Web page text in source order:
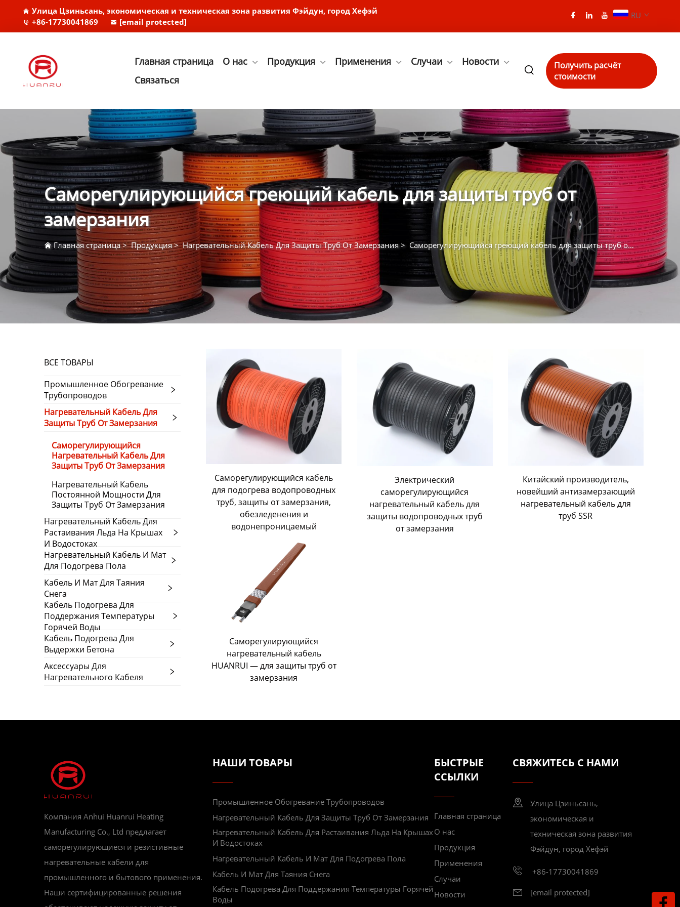
Улица Цзиньсань, экономическая и техническая зона развития Фэйдун, город Хефэй
+86-17730041869
[email protected]
RU
Главная страница О нас Продукция Применения Случаи
Новости
Связаться
Получить расчёт
стоимости
Саморегулирующийся греющий кабель для защиты труб от
замерзания
Главная страница>Продукция>Нагревательный Кабель Для Защиты Труб От Замерзания> Саморегулирующийся греющий кабель для защиты труб от замерзания
ВСЕ ТОВАРЫ
Промышленное Обогревание
Трубопроводов
Нагревательный Кабель Для
Защиты Труб От Замерзания
Саморегулирующийся
Нагревательный Кабель Для
Защиты Труб От Замерзания
Нагревательный Кабель
Постоянной Мощности Для
Защиты Труб От Замерзания
Нагревательный Кабель Для
Растаивания Льда На Крышах
И Водостоках
Нагревательный Кабель И Мат
Для Подогрева Пола
Кабель И Мат Для Таяния
Снега
Кабель Подогрева Для
Поддержания Температуры
Горячей Воды
Кабель Подогрева Для
Выдержки Бетона
Аксессуары Для
Нагревательного Кабеля
Саморегулирующийся кабель
для подогрева водопроводных
труб, защиты от замерзания,
обезледенения и
водонепроницаемый
Электрический
саморегулирующийся
нагревательный кабель для
защиты водопроводных труб
от замерзания
Китайский производитель,
новейший антизамерзающий
нагревательный кабель для
труб SSR
Саморегулирующийся
нагревательный кабель
HUANRUI — для защиты труб от
замерзания
Компания Anhui Huanrui Heating
Manufacturing Co., Ltd предлагает
саморегулирующиеся и резистивные
нагревательные кабели для
промышленного и бытового применения.
Наши сертифицированные решения
НАШИ ТОВАРЫ
Промышленное Обогревание Трубопроводов
Нагревательный Кабель Для Защиты Труб От Замерзания
Нагревательный Кабель Для Растаивания Льда На Крышах
И Водостоках
Нагревательный Кабель И Мат Для Подогрева Пола
Кабель И Мат Для Таяния Снега
Кабель Подогрева Для Поддержания Температуры Горячей
Воды
БЫСТРЫЕ
ССЫЛКИ
Главная страница
О нас
Продукция
Применения
Случаи
Новости
СВЯЖИТЕСЬ С НАМИ
Улица Цзиньсань,
экономическая и
техническая зона развития
Фэйдун, город Хефэй
+86-17730041869
[email protected]